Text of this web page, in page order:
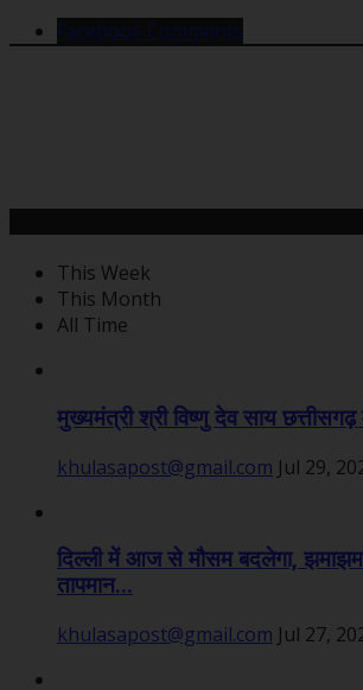
Facebook Comments
This Week
This Month
All Time
मुख्यमंत्री श्री विष्णु देव साय छत्तीसगढ़
khulasapost@gmail.com Jul 29,
दिल्ली में आज से मौसम बदलेगा,
तापमान...
khulasapost@gmail.com Jul 27,